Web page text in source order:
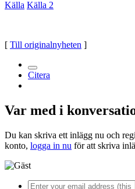
Källa Källa 2
[ Till originalnyheten ]
Citera
Var med i
Du kan skriva ett inlägg nu och
konto, logga in nu för att skriva